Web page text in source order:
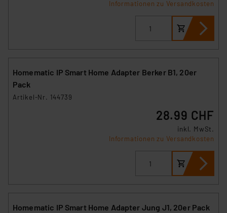
Informationen zu Versandkosten
Homematic IP Smart Home Adapter Berker B1, 20er
Pack
Artikel-Nr. 144739
28.99 CHF
inkl. MwSt.
Informationen zu Versandkosten
Homematic IP Smart Home Adapter Jung J1, 20er Pack